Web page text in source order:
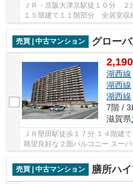
ＪＲ・京阪大津京駅徒１０分
１５階建て１１階部分 全居室収
能(規約有) 共用施設が充実して
売買 | 中古マンション
グロー
2,190
湖西線
湖西線
湖西線
7階 /
滋賀県
ＪＲ堅田駅徒歩１７分 １４階建
眺望良好な２面バルコニー スー
売買 | 中古マンション
膳所ハ